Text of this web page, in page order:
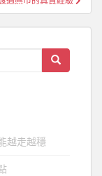
越走越穩